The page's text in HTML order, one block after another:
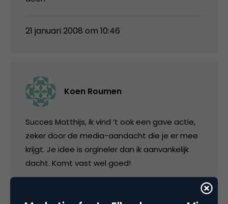
21 januari 2008 om 10:46
Koen Roumen
Succes Matthijs, ik vind ’t ook een gave actie,
zeker door de media-aandacht die je er mee
krijgt. Je idee is orgineler dan ik aanvankelijk
dacht. Komt vast wel goed!